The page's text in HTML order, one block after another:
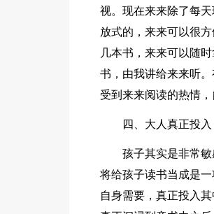
视。现在来来除了每
放式的，来来可以很
几本书，来来可以随
书，由我讲给来来听
受到来来阅读的热情
四、大人真正投
孩子其实是非常
将给孩子读书当成是
自身需要，真正投入